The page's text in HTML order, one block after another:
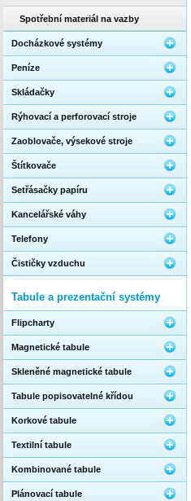
Spotřební materiál na vazby
Docházkové systémy
Peníze
Skládačky
Rýhovací a perforovací stroje
Zaoblovače, výsekové stroje
Štítkovače
Setřásačky papíru
Kancelářské váhy
Telefony
Čističky vzduchu
Tabule a prezentační systémy
Flipcharty
Magnetické tabule
Skleněné magnetické tabule
Tabule popisovatelné křídou
Korkové tabule
Textilní tabule
Kombinované tabule
Plánovací tabule